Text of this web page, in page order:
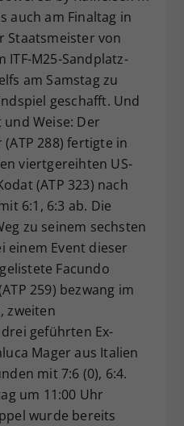
auch am Finaltag in
Staatsmeister von
ITF-M25-Sandplatz-
am Samstag zu
geschafft. Und
Weise: Der
288) fertigte in
viertgereihten US-
(ATP 323) nach
6:1, 6:3 ab. Die
zu seinem sechsten
einem Event dieser
Facundo
259) bezwang im
zweiten
geführten Ex-
Mager aus Italien
mit 7:6 (0), 6:4.
um 11:00 Uhr
wurde bereits
Ihre Consent-
Unter anderem eine
ID, für die
Ihrer
Einstellungen, falls der
dies eingestellt